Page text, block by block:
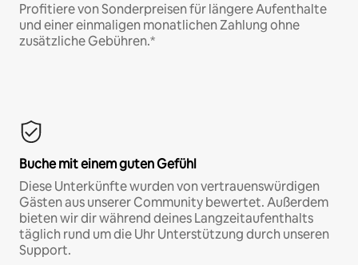
Profitiere von Sonderpreisen für längere Aufenthalte
und einer einmaligen monatlichen Zahlung ohne
zusätzliche Gebühren.*
Buche mit einem guten Gefühl
Diese Unterkünfte wurden von vertrauenswürdigen
Gästen aus unserer Community bewertet. Außerdem
bieten wir dir während deines Langzeitaufenthalts
täglich rund um die Uhr Unterstützung durch unseren
Support.